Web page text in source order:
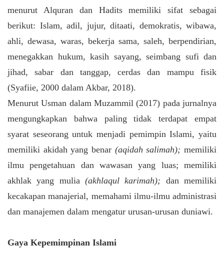
menurut Alquran dan Hadits memiliki sifat sebagai
berikut: Islam, adil, jujur, ditaati, demokratis, wibawa,
ahli, dewasa, waras, bekerja sama, saleh, berpendirian,
menegakkan hukum, kasih sayang, seimbang sufi dan
jihad, sabar dan tanggap, cerdas dan mampu fisik
(Syafiie, 2000 dalam Akbar, 2018).
Menurut Usman dalam Muzammil (2017) pada jurnalnya
mengungkapkan bahwa paling tidak terdapat empat
syarat seseorang untuk menjadi pemimpin Islami, yaitu
memiliki akidah yang benar (aqidah salimah); memiliki
ilmu pengetahuan dan wawasan yang luas; memiliki
akhlak yang mulia (akhlaqul karimah); dan memiliki
kecakapan manajerial, memahami ilmu-ilmu administrasi
dan manajemen dalam mengatur urusan-urusan duniawi.
Gaya Kepemimpinan Islami